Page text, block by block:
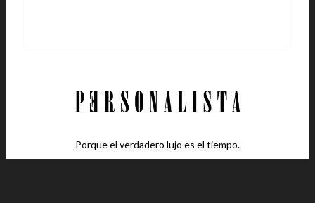
Porque el verdadero lujo es el tiempo.